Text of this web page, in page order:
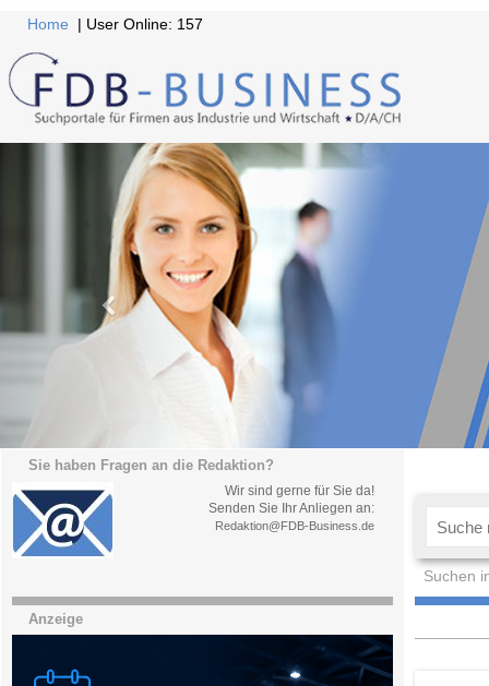
Home | User Online: 157
Sie haben Fragen an die Redaktion?
Wir sind gerne für Sie da!
Senden Sie Ihr Anliegen an:
Redaktion@FDB-Business.de
Suchen
Anzeige